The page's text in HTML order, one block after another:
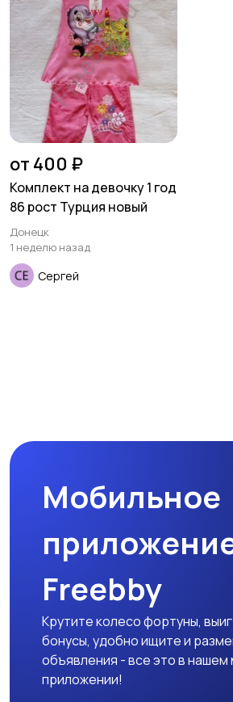
Детская одежда
Детский транспорт
от 400 ₽
Комплект на девочку 1 год
86 рост Турция новый
Донецк
1 неделю назад
Сергей
Мобильное
Freebby
Крутите колесо фортуны,
бонусы, удобно ищите и
объявления - все это в
приложении!